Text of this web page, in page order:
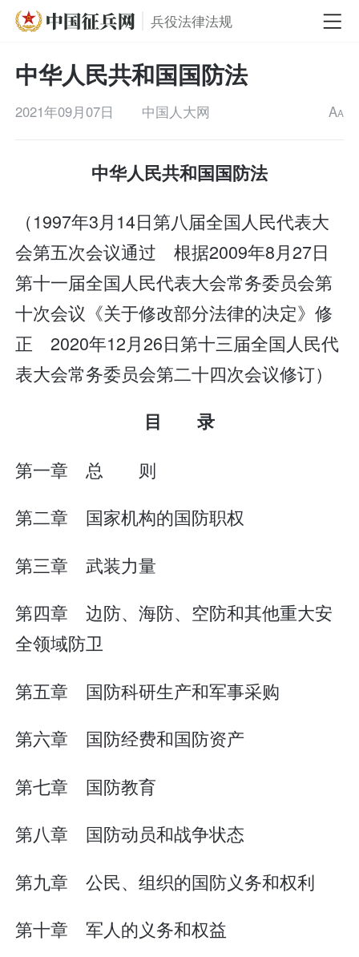
兵役法律法规
中华人民共和国国防法
2021年09月07日 中国人大网 AA
中华人民共和国国防法
（1997年3月14日第八届全国人民代表大
会第五次会议通过 根据2009年8月27日
第十一届全国人民代表大会常务委员会第
十次会议《关于修改部分法律的决定》修
正 2020年12月26日第十三届全国人民代
表大会常务委员会第二十四次会议修订）
目 录
第一章 总 则
第二章 国家机构的国防职权
第三章 武装力量
第四章 边防、海防、空防和其他重大安
全领域防卫
第五章 国防科研生产和军事采购
第六章 国防经费和国防资产
第七章 国防教育
第八章 国防动员和战争状态
第九章 公民、组织的国防义务和权利
第十章 军人的义务和权益